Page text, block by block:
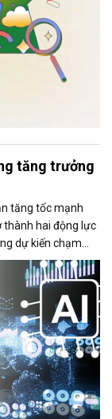
tăng trưởng
tăng tốc mạnh
thành hai động lực
dự kiến chạm
nổi lên như một
độ sẵn sàng công
hình kinh doanh